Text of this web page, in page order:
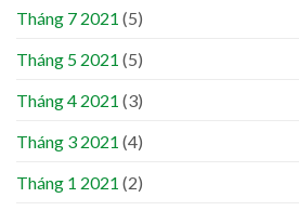
Tháng 7 2021 (5)
Tháng 5 2021 (5)
Tháng 4 2021 (3)
Tháng 3 2021 (4)
Tháng 1 2021 (2)